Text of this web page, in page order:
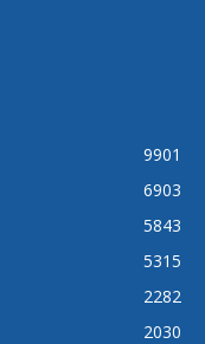
9901
6903
5843
5315
2282
2030